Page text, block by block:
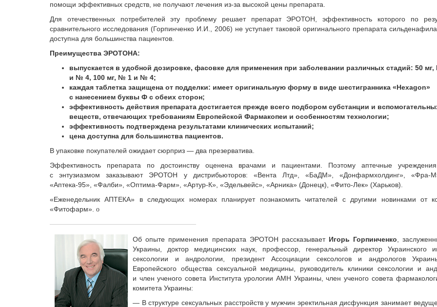
помощи эффективных средств, не получают лечения из-за высокой цены препарата.
Для отечественных потребителей эту проблему решает препарат ЭРОТОН, эффективность которого по
сравнительного исследования (Горпинченко И.И., 2006) не уступает таковой оригинального препарата
доступна для большинства пациентов.
Преимущества ЭРОТОНА:
выпускается в удобной дозировке, фасовке для применения при заболевании различных стадий: 50
и № 4, 100 мг, № 1 и № 4;
каждая таблетка защищена от подделки: имеет оригинальную форму в виде шестигранника «Hexagon»
с нанесением буквы Ф с обеих сторон;
эффективность действия препарата достигается прежде всего подбором субстанции и
веществ, отвечающих требованиям Европейской Фармакопеи и особенностям технологии;
эффективность подтверждена результатами клинических испытаний;
цена доступна для большинства пациентов.
В упаковке покупателей ожидает сюрприз — два презерватива.
Эффективность препарата по достоинству оценена врачами и пациентами. Поэтому аптечные учреждения
с энтузиазмом заказывают ЭРОТОН у дистрибьюторов: «Вента Лтд», «БаДМ», «Донфармхолдинг»,
«Аптека-95», «Фалби», «Оптима-Фарм», «Артур-К», «Эдельвейс», «Арника» (Донецк), «Фито-Лек» (Харьков).
«Еженедельник АПТЕКА» в следующих номерах планирует познакомить читателей с другими новинками от
«Фитофарм». o
Об опыте применения препарата ЭРОТОН рассказывает Игорь Горпинченко ,
Украины, доктор медицинских наук, профессор, генеральный директор Украинского
сексологии и андрологии, президент Ассоциации сексологов и андрологов
Европейского общества сексуальной медицины, руководитель клиники сексологии и
и член ученого совета Института урологии АМН Украины, член ученого совета
комитета Украины:
— В структуре сексуальных расстройств у мужчин эректильная дисфункция занимает